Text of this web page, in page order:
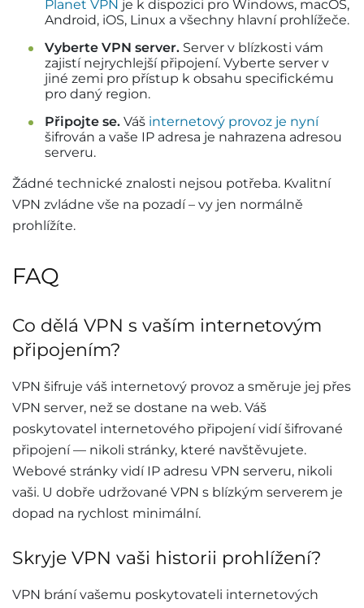
Planet VPN je k dispozici pro Windows, macOS,
Android, iOS, Linux a všechny hlavní prohlížeče.
Vyberte VPN server. Server v blízkosti vám
zajistí nejrychlejší připojení. Vyberte server v
jiné zemi pro přístup k obsahu specifickému
pro daný region.
Připojte se. Váš internetový provoz je nyní
šifrován a vaše IP adresa je nahrazena adresou
serveru.
Žádné technické znalosti nejsou potřeba. Kvalitní
VPN zvládne vše na pozadí – vy jen normálně
prohlížíte.
FAQ
Co dělá VPN s vaším internetovým
připojením?
VPN šifruje váš internetový provoz a směruje jej přes
VPN server, než se dostane na web. Váš
poskytovatel internetového připojení vidí šifrované
připojení — nikoli stránky, které navštěvujete.
Webové stránky vidí IP adresu VPN serveru, nikoli
vaši. U dobře udržované VPN s blízkým serverem je
dopad na rychlost minimální.
Skryje VPN vaši historii prohlížení?
VPN brání vašemu poskytovateli internetových